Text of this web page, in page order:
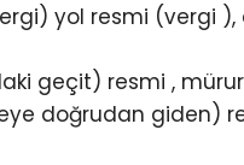
yol resmi (vergi
geçit) resmi ,
doğrudan giden)